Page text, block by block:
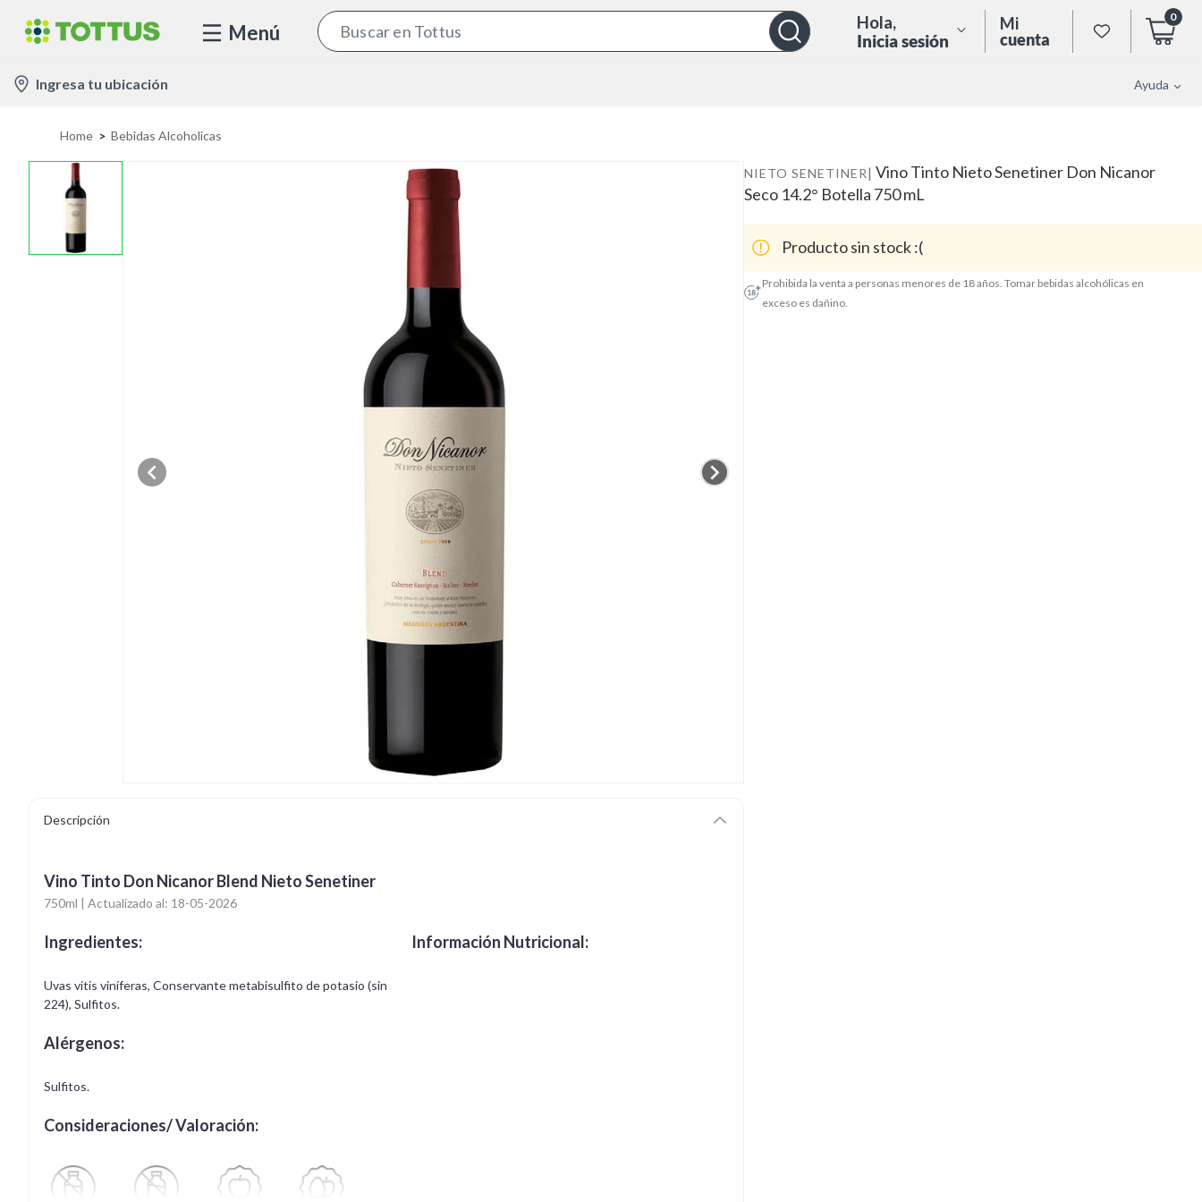
Menú Hola,
Inicia sesión
Mi
cuenta
0
Ingresa tu ubicación Ayuda
Home Bebidas Alcoholicas
Descripción
Vino Tinto Don Nicanor Blend Nieto Senetiner
750ml | Actualizado al: 18-05-2026
Ingredientes:
Uvas vitis viníferas, Conservante metabisulfito de potasio (sin
224), Sulfitos.
Alérgenos:
Sulfitos.
Consideraciones/ Valoración:
Información Nutricional:
NIETO SENETINER| Vino Tinto Nieto Senetiner Don Nicanor
Seco 14.2° Botella 750 mL
Producto sin stock :(
Prohibida la venta a personas menores de 18 años. Tomar bebidas alcohólicas en
exceso es dañino.